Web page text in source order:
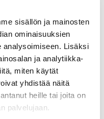
sisällön ja mainosten
ominaisuuksien
analysoimiseen. Lisäksi
ja analytiikka-
miten käytät
yhdistää näitä
heille tai joita on
palvelujaan.
juhlavuoden
€